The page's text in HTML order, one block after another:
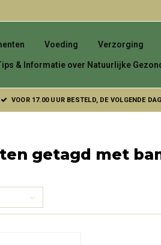
Voeding Verzorging
& Informatie over Natuurlijke
VOOR 17.00 UUR BESTELD, DE VOLGENDE
getagd met